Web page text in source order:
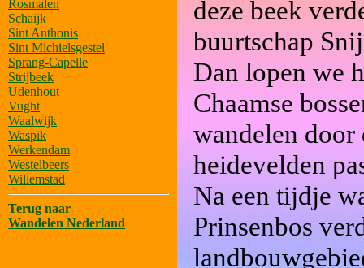
Rosmalen
Schaijk
Sint Anthonis
Sint Michielsgestel
Sprang-Capelle
Strijbeek
Udenhout
Vught
Waalwijk
Waspik
Werkendam
Westelbeers
Willemstad
Terug naar
Wandelen Nederland
deze beek
buurtschap
Dan lopen we
Chaamse
wandelen door
heidevelden
Na een tijdje
Prinsenbos